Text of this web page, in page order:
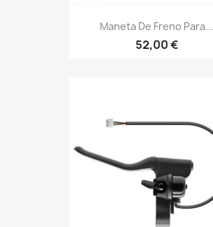
Maneta De Freno Para...
52,00 €